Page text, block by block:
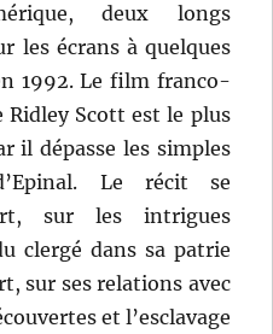
deux longs
les écrans à quelques
1992. Le film franco-
Scott est le plus
il dépasse les simples
Le récit se
sur les intrigues
clergé dans sa patrie
sur ses relations avec
et l’esclavage